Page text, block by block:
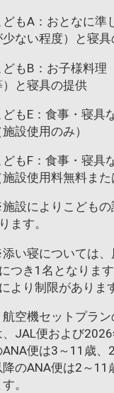
どもA：おとなに準
少ない程度）と寝
どもB：お子様料理
）と寝具の提供
どもE：食事・寝具
施設使用のみ）
どもF：食事・寝具
施設使用料無料また
設によりこどもの
ります。
い寝については、
につき1名となりま
により制限がありま
航空機セットプラ
、JAL便および
ANA便は3～11歳、
降のANA便は2～11
す。